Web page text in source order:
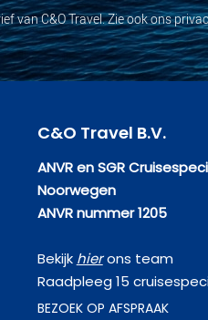
van C&O Travel. Zie ook ons
C&O Travel B.V.
ANVR en SGR
Noorwegen
ANVR nummer 1205
Bekijk hierons team
Raadpleeg 15
BEZOEK OP AFSPRAAK